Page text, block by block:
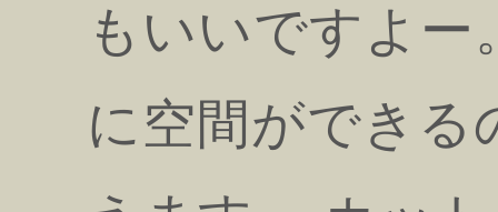
もいいですよ
に空間ができる